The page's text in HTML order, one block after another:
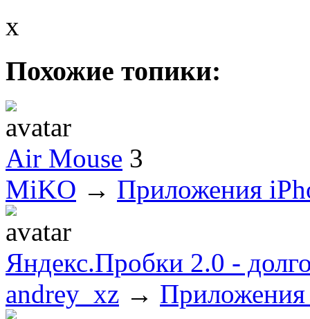
x
Похожие топики:
Air Mouse 3
MiKO → Приложения
Яндекс.Пробки 2.0 -
andrey_xz → Приложения